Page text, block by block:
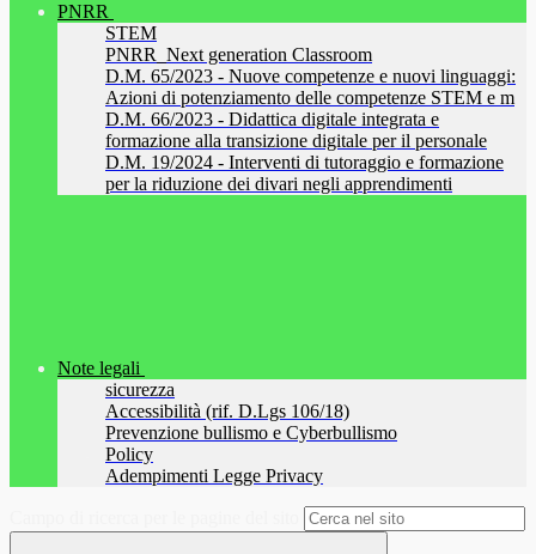
PNRR
STEM
PNRR_Next generation Classroom
D.M. 65/2023 - Nuove competenze e nuovi linguaggi:
Azioni di potenziamento delle competenze STEM e m
D.M. 66/2023 - Didattica digitale integrata e
formazione alla transizione digitale per il personale
D.M. 19/2024 - Interventi di tutoraggio e formazione
per la riduzione dei divari negli apprendimenti
Note legali
sicurezza
Accessibilità (rif. D.Lgs 106/18)
Prevenzione bullismo e Cyberbullismo
Policy
Adempimenti Legge Privacy